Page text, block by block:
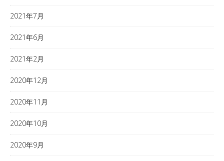
2021年7月
2021年6月
2021年2月
2020年12月
2020年11月
2020年10月
2020年9月